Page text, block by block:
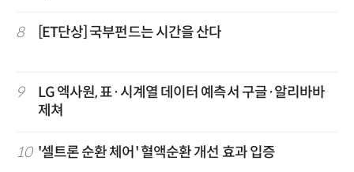
8 [ET단상] 국부펀드는 시간을 산다
9
LG 엑사원, 표·시계열 데이터 예측서 구글·알리바바
제쳐
10 '셀트론 순환 체어' 혈액순환 개선 효과 입증